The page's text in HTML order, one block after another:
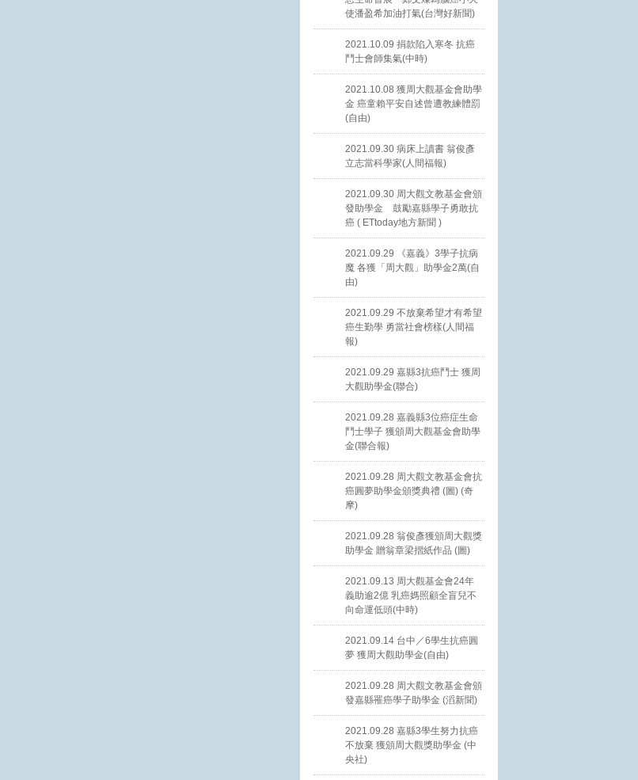
使潘盈希加油打氣(台灣好新聞)
2021.10.09 捐款陷入寒冬 抗癌
鬥士會師集氣(中時)
2021.10.08 獲周大觀基金會助學
金 癌童賴平安自述曾遭教練體罰
(自由)
2021.09.30 病床上讀書 翁俊彥
立志當科學家(人間福報)
2021.09.30 周大觀文教基金會頒
發助學金 鼓勵嘉縣學子勇敢抗
癌 ( ETtoday地方新聞 )
2021.09.29 《嘉義》3學子抗病
魔 各獲「周大觀」助學金2萬(自
由)
2021.09.29 不放棄希望才有希望
癌生勤學 勇當社會榜樣(人間福
報)
2021.09.29 嘉縣3抗癌鬥士 獲周
大觀助學金(聯合)
2021.09.28 嘉義縣3位癌症生命
鬥士學子 獲頒周大觀基金會助學
金(聯合報)
2021.09.28 周大觀文教基金會抗
癌圓夢助學金頒獎典禮 (圖) (奇
摩)
2021.09.28 翁俊彥獲頒周大觀獎
助學金 贈翁章梁摺紙作品 (圖)
2021.09.13 周大觀基金會24年
義助逾2億 乳癌媽照顧全盲兒不
向命運低頭(中時)
2021.09.14 台中／6學生抗癌圓
夢 獲周大觀助學金(自由)
2021.09.28 周大觀文教基金會頒
發嘉縣罹癌學子助學金 (滔新聞)
2021.09.28 嘉縣3學生努力抗癌
不放棄 獲頒周大觀獎助學金 (中
央社)